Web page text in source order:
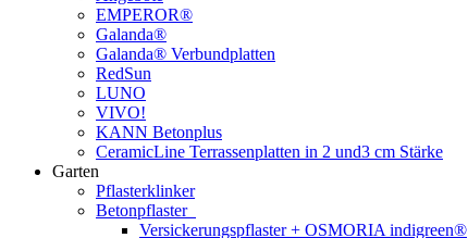
EMPEROR®
Galanda®
Galanda® Verbundplatten
RedSun
LUNO
VIVO!
KANN Betonplus
CeramicLine Terrassenplatten in 2 und3 cm Stärke
Garten
Pflasterklinker
Betonpflaster
Versickerungspflaster + OSMORIA indigreen®